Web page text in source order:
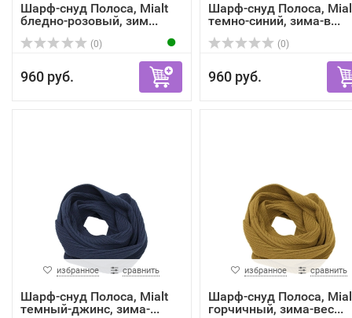
Шарф-снуд Полоса, Mialt
бледно-розовый, зим...
(0)
960 руб.
Шарф-снуд Полоса,
темно-синий, зима-в...
(0)
960 руб.
избранное сравнить
Шарф-снуд Полоса, Mialt
темный-джинс, зима-...
избранное сравнить
Шарф-снуд Полоса,
горчичный, зима-вес...